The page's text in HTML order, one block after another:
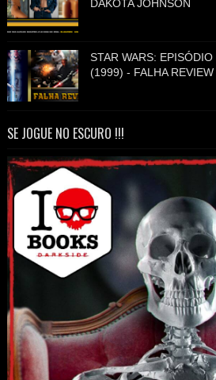
DAKOTA JOHNSON
STAR WARS:
(1999) - FALHA REVIEW
SE JOGUE NO ESCURO !!!